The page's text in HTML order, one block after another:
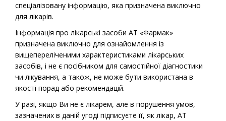
Рецептурний лікарський препарат
Бризотон
спеціалізовану інформацію, яка призначена виключно
для лікарів.
Інформація про лікарські засоби АТ «Фармак»
призначена виключно для ознайомлення із
вищепереліченими характеристиками лікарських
засобів, і не є посібником для самостійної діагностики
чи лікування, а також, не може бути використана в
якості порад або рекомендацій.
У разі, якщо Ви не є лікарем, але в порушення умов,
зазначених в даній угоді підписуєте її, як лікар, АТ